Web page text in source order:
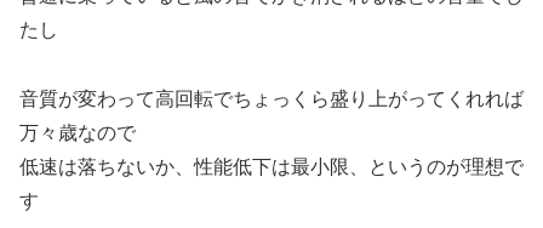
たし
音質が変わって高回転でちょっくら盛り上がってくれれば
万々歳なので
低速は落ちないか、性能低下は最小限、というのが理想で
す